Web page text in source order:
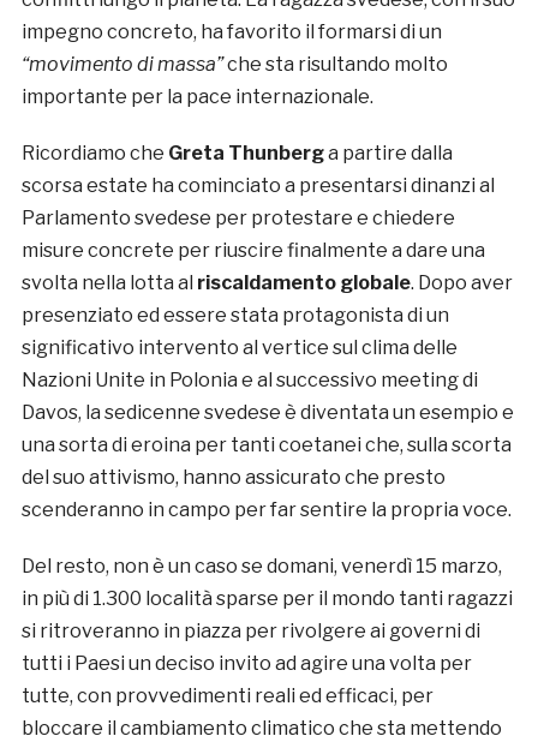
impegno concreto, ha favorito il formarsi di un
“movimento di massa”che sta risultando molto
importante per la pace internazionale.
Ricordiamo che Greta Thunberga partire dalla
scorsa estate ha cominciato a presentarsi dinanzi al
Parlamento svedese per protestare e chiedere
misure concrete per riuscire finalmente a dare una
svolta nella lotta al riscaldamento globale. Dopo aver
presenziato ed essere stata protagonista di un
significativo intervento al vertice sul clima delle
Nazioni Unite in Polonia e al successivo meeting di
Davos, la sedicenne svedese è diventata un esempio e
una sorta di eroina per tanti coetanei che, sulla scorta
del suo attivismo, hanno assicurato che presto
scenderanno in campo per far sentire la propria voce.
Del resto, non è un caso se domani, venerdì 15 marzo,
in più di 1.300 località sparse per il mondo tanti ragazzi
si ritroveranno in piazza per rivolgere ai governi di
tutti i Paesi un deciso invito ad agire una volta per
tutte, con provvedimenti reali ed efficaci, per
bloccare il cambiamento climatico che sta mettendo